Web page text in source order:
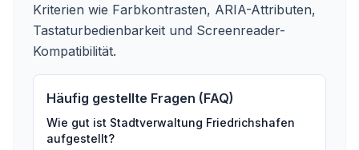
Kriterien wie Farbkontrasten, ARIA-Attributen,
Tastaturbedienbarkeit und Screenreader-
Kompatibilität.
Häufig gestellte Fragen (FAQ)
Wie gut ist Stadtverwaltung Friedrichshafen
aufgestellt?